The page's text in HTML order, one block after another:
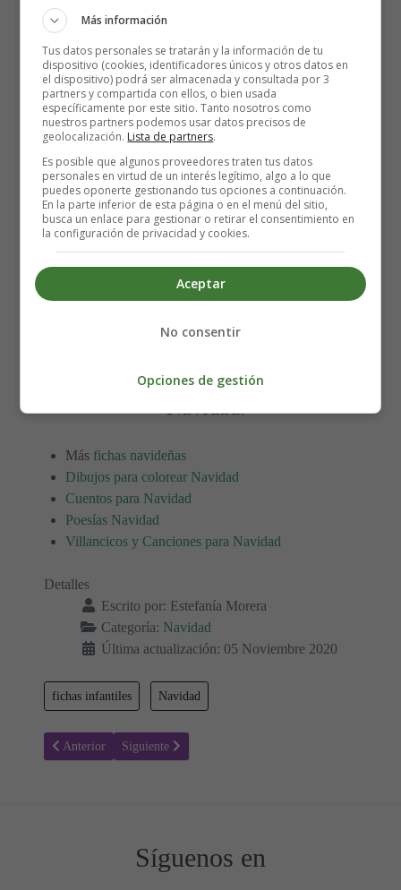
Ficha didáctica para imprimir
sobre la Navidad.
Para imprimir la ficha, es mejor guardarla primero en el
ordenador.
Fichas infantiles - Encuentra el
camino. Laberintos infantiles para
Navidad.
Más fichas navideñas
Dibujos para colorear Navidad
Cuentos para Navidad
Poesías Navidad
Villancicos y Canciones para Navidad
Detalles
Escrito por: Estefanía Morera
Categoría: Navidad
Última actualización: 05 Noviembre 2020
fichas infantiles Navidad
Artículo anterior: Ficha infantil Navidad: laberintos 03
Anterior Artículo siguiente: Ficha infantil Navidad: laberintos
Siguiente
Síguenos en
Más información
Tus datos personales se tratarán y la información de tu
dispositivo (cookies, identificadores únicos y otros datos en
el dispositivo) podrá ser almacenada y consultada por 3
partners y compartida con ellos, o bien usada
específicamente por este sitio. Tanto nosotros como
nuestros partners podemos usar datos precisos de
geolocalización. Lista de partners.
Es posible que algunos proveedores traten tus datos
personales en virtud de un interés legítimo, algo a lo que
puedes oponerte gestionando tus opciones a continuación.
En la parte inferior de esta página o en el menú del sitio,
busca un enlace para gestionar o retirar el consentimiento en
la configuración de privacidad y cookies.
Aceptar
No consentir
Opciones de gestión